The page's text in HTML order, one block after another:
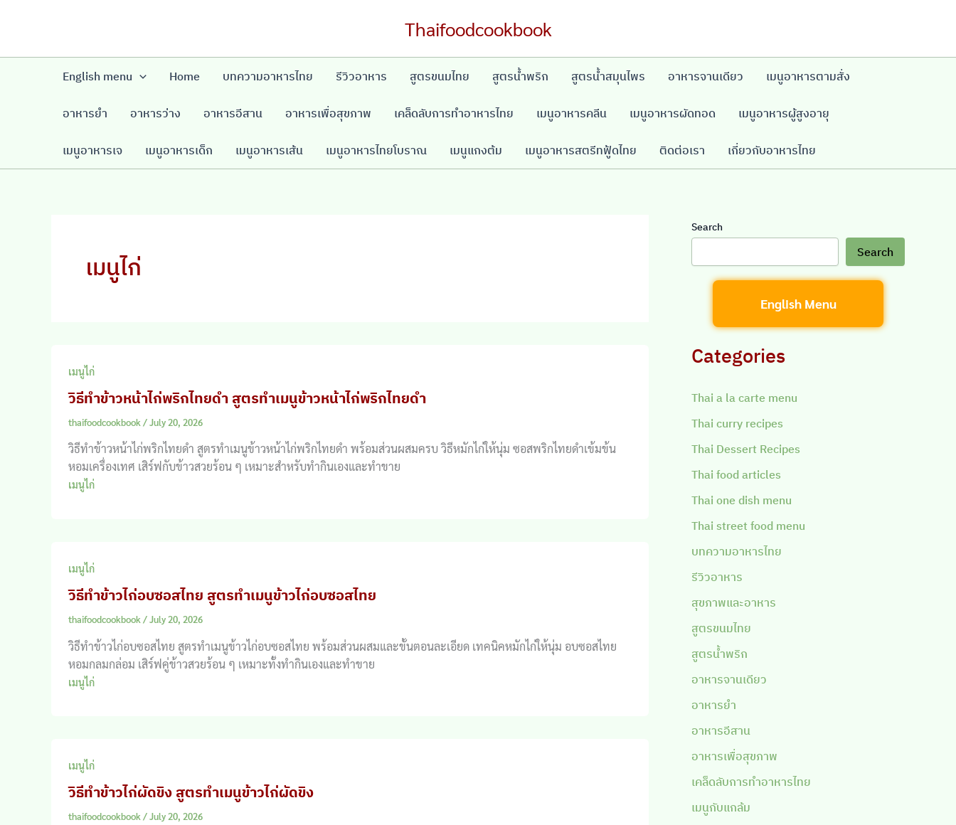
Thaifoodcookbook
English menu Home บทความอาหารไทย รีวิวอาหาร สูตรขนมไทย สูตรน้ำพริก สูตรน้ำสมุนไพร อาหารจานเดียว เมนูอาหารตามสั่ง
อาหารยำ อาหารว่าง อาหารอีสาน อาหารเพื่อสุขภาพ เคล็ดลับการทำอาหารไทย เมนูอาหารคลีน เมนูอาหารผัดทอด เมนูอาหารผู้สูงอายุ
เมนูอาหารเจ เมนูอาหารเด็ก เมนูอาหารเส้น เมนูอาหารไทยโบราณ เมนูแกงต้ม เมนูอาหารสตรีทฟู้ดไทย ติดต่อเรา เกี่ยวกับอาหารไทย
เมนูไก่
เมนูไก่
วิธีทำข้าวหน้าไก่พริกไทยดำ สูตรทำเมนูข้าวหน้าไก่พริกไทยดำ
thaifoodcookbook /July 20, 2026
วิธีทำข้าวหน้าไก่พริกไทยดำ สูตรทำเมนูข้าวหน้าไก่พริกไทยดำ พร้อมส่วนผสมครบ วิธีหมักไก่ให้นุ่ม ซอสพริกไทยดำเข้มข้น
หอมเครื่องเทศ เสิร์ฟกับข้าวสวยร้อน ๆ เหมาะสำหรับทำกินเองและทำขาย
เมนูไก่
เมนูไก่
วิธีทำข้าวไก่อบซอสไทย สูตรทำเมนูข้าวไก่อบซอสไทย
thaifoodcookbook /July 20, 2026
วิธีทำข้าวไก่อบซอสไทย สูตรทำเมนูข้าวไก่อบซอสไทย พร้อมส่วนผสมและขั้นตอนละเอียด เทคนิคหมักไก่ให้นุ่ม อบซอสไทย
หอมกลมกล่อม เสิร์ฟคู่ข้าวสวยร้อน ๆ เหมาะทั้งทำกินเองและทำขาย
เมนูไก่
เมนูไก่
วิธีทำข้าวไก่ผัดขิง สูตรทำเมนูข้าวไก่ผัดขิง
thaifoodcookbook /July 20, 2026
Search
Search
English Menu
Categories
Thai a la carte menu
Thai curry recipes
Thai Dessert Recipes
Thai food articles
Thai one dish menu
Thai street food menu
บทความอาหารไทย
รีวิวอาหาร
สุขภาพและอาหาร
สูตรขนมไทย
สูตรน้ำพริก
อาหารจานเดียว
อาหารยำ
อาหารอีสาน
อาหารเพื่อสุขภาพ
เคล็ดลับการทำอาหารไทย
เมนูกับแกล้ม